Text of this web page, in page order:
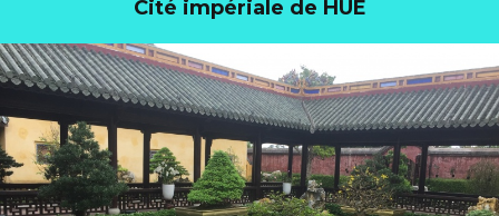
Cité impériale de HUE